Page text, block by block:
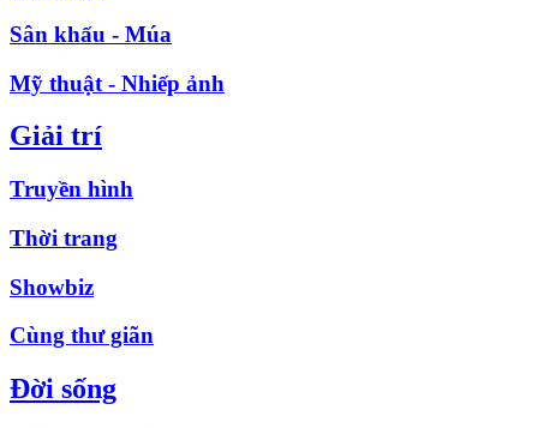
Sân khấu - Múa
Mỹ thuật - Nhiếp ảnh
Giải trí
Truyền hình
Thời trang
Showbiz
Cùng thư giãn
Đời sống